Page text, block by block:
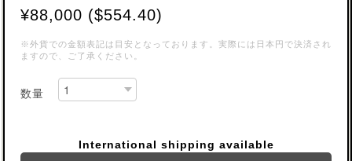
¥88,000 ($554.40)
※外貨での金額表記は目安となっております。実際には日本円で決済され
ますので、ご了承ください。
数量
International shipping available